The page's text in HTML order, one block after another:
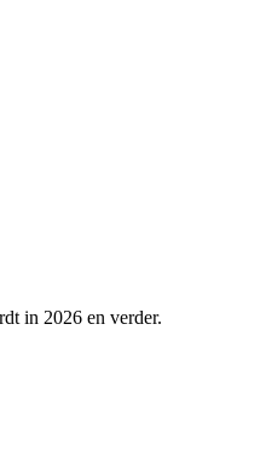
in 2026 en verder.